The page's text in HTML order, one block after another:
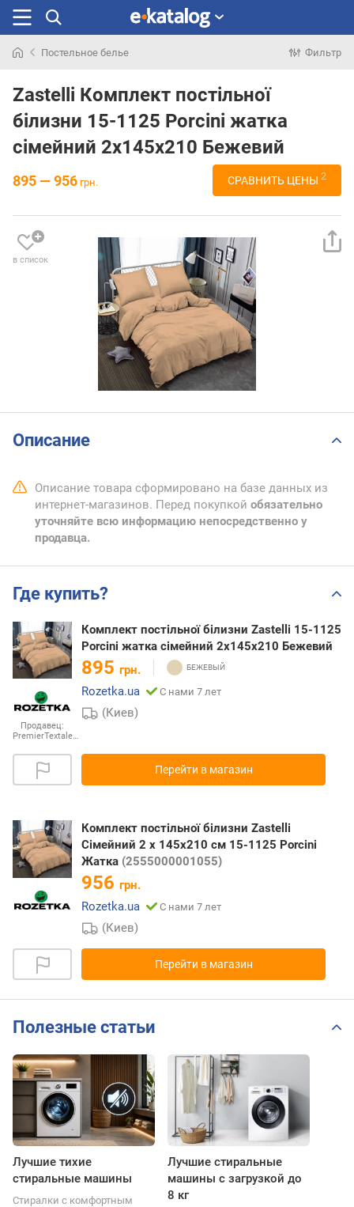
раньше
Постельное белье Фильтр
Zastelli Комплект постільної
білизни 15-1125 Porcini жатка
сімейний 2х145х210 Бежевий
895 — 956 грн. СРАВНИТЬ ЦЕНЫ 2
в список
Описание
Описание товара сформировано на базе данных из
интернет-магазинов. Перед покупкой обязательно
уточняйте всю информацию непосредственно у
продавца.
Где купить?
Продавец:
PremierTextale…
Комплект постільної білизни Zastelli 15-1125
Porcini жатка сімейний 2х145х210 Бежевий
895 грн.
Rozetka.ua
С нами 7 лет
(Киев)
Перейти в магазин
Комплект постільної білизни Zastelli
Сімейний 2 х 145х210 см 15-1125 Porcini
Жатка (2555000001055)
956 грн.
Rozetka.ua
С нами 7 лет
(Киев)
Перейти в магазин
Полезные статьи
Лучшие тихие
стиральные машины
Стиралки с комфортным
Лучшие стиральные
машины с загрузкой до
8 кг